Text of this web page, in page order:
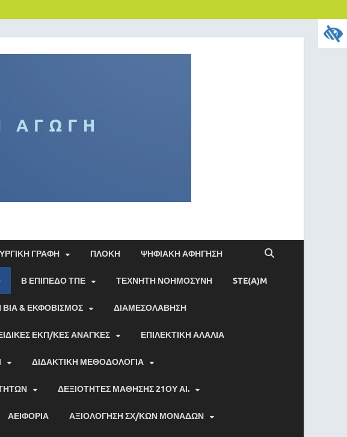
ΓΡΑΦΗ ΠΛΟΚΗ ΨΗΦΙΑΚΗ ΑΦΗΓΗΣΗ
Β ΕΠΙΠΕΔΟ ΤΠΕ ΤΕΧΝΗΤΗ ΝΟΗΜΟΣΥΝΗ STE(A)M
ΒΙΑ & ΕΚΦΟΒΙΣΜΟΣ ΔΙΑΜΕΣΟΛΑΒΗΣΗ
ΕΚΠ/ΚΕΣ ΑΝΑΓΚΕΣ ΕΠΙΛΕΚΤΙΚΗ ΑΛΑΛΙΑ
ΔΙΔΑΚΤΙΚΗ ΜΕΘΟΔΟΛΟΓΙΑ
ΔΕΞΙΟΤΗΤΕΣ ΜΑΘΗΣΗΣ 21ΟΥ ΑΙ.
ΑΕΙΦΟΡΙΑ ΑΞΙΟΛΟΓΗΣΗ ΣΧ/ΚΩΝ ΜΟΝΑΔΩΝ